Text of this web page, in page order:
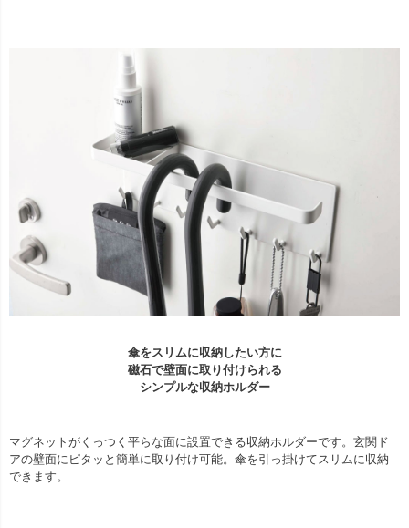
傘をスリムに収納したい方に
磁石で壁面に取り付けられる
シンプルな収納ホルダー
マグネットがくっつく平らな面に設置できる収納ホルダーです。玄関ド
アの壁面にピタッと簡単に取り付け可能。傘を引っ掛けてスリムに収納
できます。